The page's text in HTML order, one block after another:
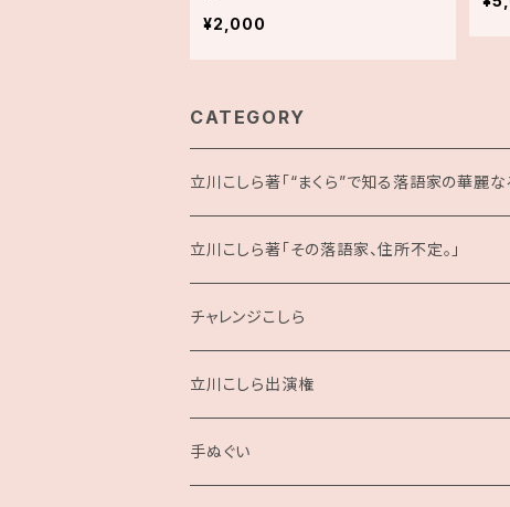
¥2,000
CATEGORY
立川こしら著「“まくら”で知る落語家の華麗な
立川こしら著「その落語家、住所不定。」
チャレンジこしら
立川こしら出演権
手ぬぐい